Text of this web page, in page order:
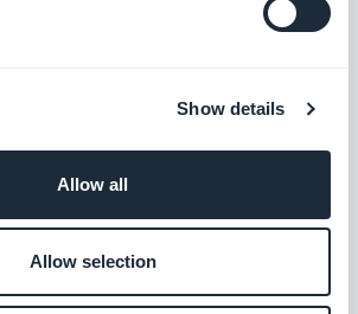
Show details
Allow all
Allow selection
das dazu führte, dass eine
TAG] Android [/TAG]
dem Inhalt und dem unteren
des Bildschirms ein leerer Raum